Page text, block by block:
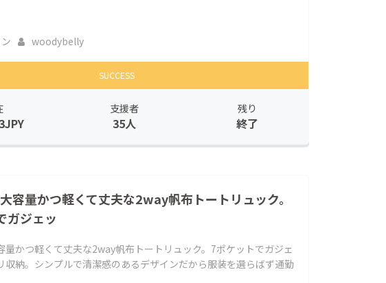
woodybelly
SUCCESS
支援者
35人
残り
終了
容量かつ軽くて丈夫な2way帆布トートリュック。
ガジェッ
量かつ軽くて丈夫な2way帆布トートリュック。7ポケットでガジェ
収納。シンプルで清潔感のあるデザインだから服装を選らばず通勤